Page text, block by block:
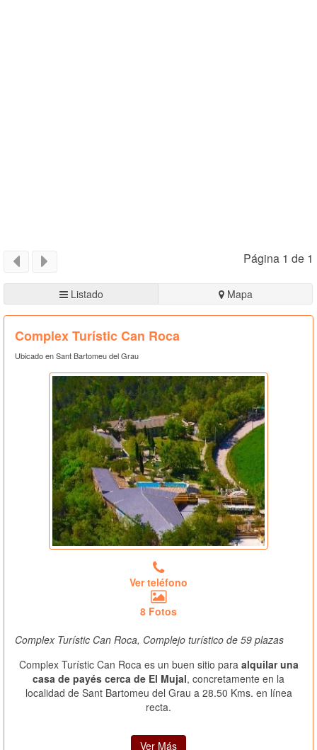
Página 1 de 1
Listado Mapa
Complex Turístic Can Roca
Ubicado en Sant Bartomeu del Grau
Ver teléfono
8 Fotos
Complex Turístic Can Roca, Complejo turístico de 59 plazas
Complex Turístic Can Roca es un buen sitio para alquilar una
casa de payés cerca de El Mujal, concretamente en la
localidad de Sant Bartomeu del Grau a 28.50 Kms. en línea
recta.
Ver Más